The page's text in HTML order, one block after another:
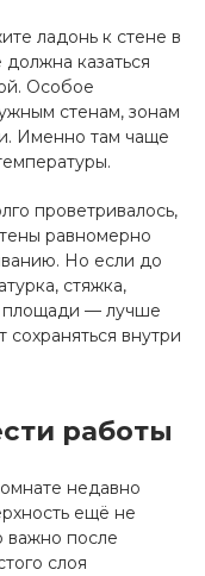
ладонь к стене в
казаться
Особое
стенам, зонам
Именно там чаще
проветривалось,
равномерно
Но если до
стяжка,
площади — лучше
внутри
работы
недавно
ещё не
важно после
слоя